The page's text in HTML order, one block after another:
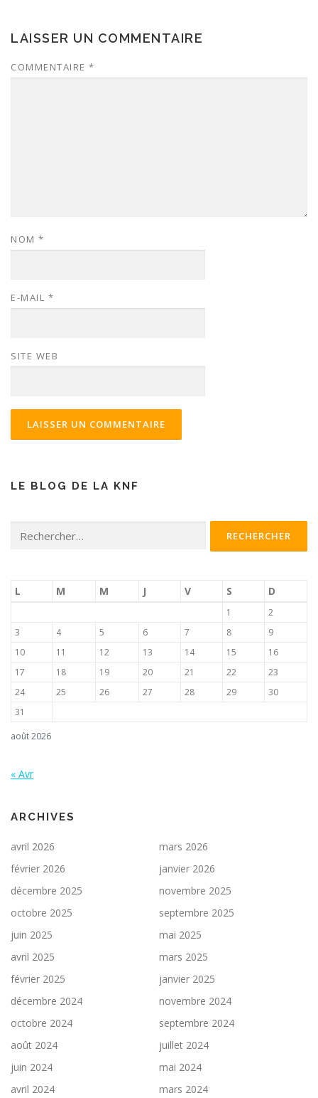
LAISSER UN COMMENTAIRE
COMMENTAIRE *
NOM *
E-MAIL *
SITE WEB
LE BLOG DE LA KNF
août 2026
L M M J V S D
1
2
3
4 5 6 7 8
9
10
11 12 13 14 15
16
17
18 19 20 21 22
23
24
25 26 27 28 29
30
31
« Avr
ARCHIVES
avril 2026
mars 2026
février 2026
janvier 2026
décembre 2025
novembre 2025
octobre 2025
septembre 2025
juin 2025
mai 2025
avril 2025
mars 2025
février 2025
janvier 2025
décembre 2024
novembre 2024
octobre 2024
septembre 2024
août 2024
juillet 2024
juin 2024
mai 2024
avril 2024
mars 2024